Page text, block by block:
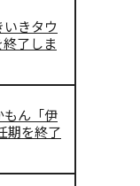
きタウ
了しま
ん「伊
期を終了